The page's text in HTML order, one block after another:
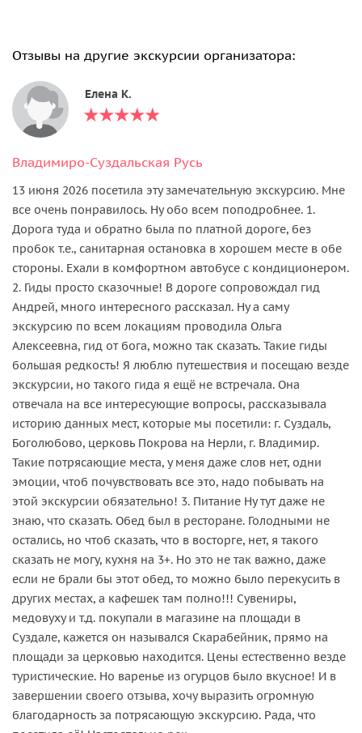
Отзывы на другие экскурсии организатора:
Елена К.
Владимиро-Суздальская Русь
13 июня 2026 посетила эту замечательную экскурсию. Мне
все очень понравилось. Ну обо всем поподробнее. 1.
Дорога туда и обратно была по платной дороге, без
пробок т.е., санитарная остановка в хорошем месте в обе
стороны. Ехали в комфортном автобусе с кондиционером.
2. Гиды просто сказочные! В дороге сопровождал гид
Андрей, много интересного рассказал. Ну а саму
экскурсию по всем локациям проводила Ольга
Алексеевна, гид от бога, можно так сказать. Такие гиды
большая редкость! Я люблю путешествия и посещаю везде
экскурсии, но такого гида я ещё не встречала. Она
отвечала на все интересующие вопросы, рассказывала
историю данных мест, которые мы посетили: г. Суздаль,
Боголюбово, церковь Покрова на Нерли, г. Владимир.
Такие потрясающие места, у меня даже слов нет, одни
эмоции, чтоб почувствовать все это, надо побывать на
этой экскурсии обязательно! 3. Питание Ну тут даже не
знаю, что сказать. Обед был в ресторане. Голодными не
остались, но чтоб сказать, что в восторге, нет, я такого
сказать не могу, кухня на 3+. Но это не так важно, даже
если не брали бы этот обед, то можно было перекусить в
других местах, а кафешек там полно!!! Сувениры,
медовуху и т.д. покупали в магазине на площади в
Суздале, кажется он назывался Скарабейник, прямо на
площади за церковью находится. Цены естественно везде
туристические. Но варенье из огурцов было вкусное! И в
завершении своего отзыва, хочу выразить огромную
благодарность за потрясающую экскурсию. Рада, что